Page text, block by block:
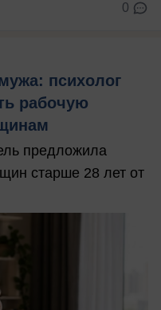
0
психолог
рабочую
предложила
старше 28 лет от